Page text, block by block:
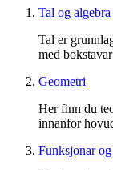
Tal og algebra
Tal er
med
Geometri
Her finn du
innanfor
Funksjonar